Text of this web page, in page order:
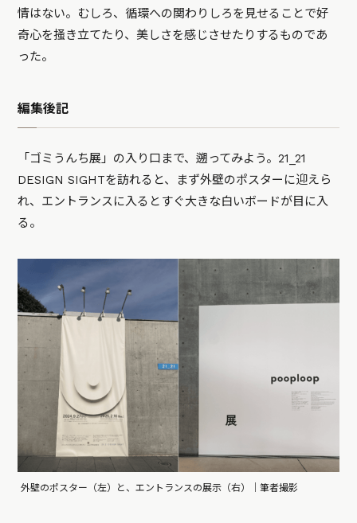
情はない。むしろ、循環への関わりしろを見せることで好
奇心を掻き立てたり、美しさを感じさせたりするものであ
った。
編集後記
「ゴミうんち展」の入り口まで、遡ってみよう。21_21
DESIGN SIGHTを訪れると、まず外壁のポスターに迎えら
れ、エントランスに入るとすぐ大きな白いボードが目に入
る。
外壁のポスター（左）と、エントランスの展示（右）｜筆者撮影